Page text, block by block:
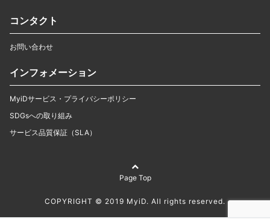
コンタクト
お問い合わせ
インフォメーション
MyiDサービス・プライバシーポリシー
SDGsへの取り組み
サービス品質保証（SLA）
Page Top
COPYRIGHT © 2019 MyiD. All rights reserved.